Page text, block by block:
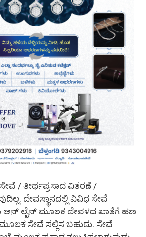
/ ತೀರ್ಥಪ್ರಸಾದ ವಿತರಣೆ /
ದೇವಸ್ಥಾನದಲ್ಲಿ ವಿವಿಧ ಸೇವೆ
ಆನ್ ಲೈನ್ ಮೂಲಕ ದೇವಳದ ಖಾತೆಗೆ ಹಣ
ಸೇವೆ ಸಲ್ಲಿಸ ಬಹುದು. ಸೇವೆ